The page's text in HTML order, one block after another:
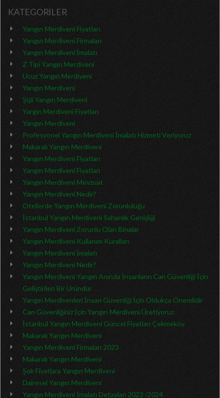
KATEGORİLER
Yangın Merdiveni Fiyatları
Yangın Merdiveni Firmaları
Yangın Merdiveni İmalatı
Z Tipi Yangın Merdiveni
Ucuz Yangın Merdiveni
Yangın Merdiveni
Şişli Yangın Merdiveni
Yargın Merdiveni Fiyatları
Yangın Merdiveni
Profesyonel Yangın Merdiveni İmalatı Hizmeti Veriyoruz
Makaralı Yangın Merdiveni
Yangın Merdiveni Fiyatları
Yangın Merdiveni Fiyatları
Yangın Merdiveni Mevzuat
Yangın Merdiveni Nedir?
Otellerde Yangın Merdiveni Zorunluluğu
İstanbul Yangın Merdiveni Sahanlık Genişliği
Yangın Merdiveni Zorunlu Olan Binalar
Yangın Merdiveni Kullanım Kuralları
Yangın Merdiveni İmalatı
Yangın Merdiveni Nedir?
Yangın Merdiveni Yangın Anında İnsanların Can Güvenliği İçin
Geliştirilen Bir Üründür
Yangın Merdivenleri İnsan Güvenliği İçin Oldukça Önemlidir
Can Güvenliğiniz İçin Yangın Merdiveni Üretiyoruz
İstanbul Yangın Merdiveni Güncel Fiyatları Çekmeköy
Makaralı Yangın Merdiveni
Yangın Merdiveni Firmaları 2023
Makaralı Yangın Merdiveni
Şok Fiyatlara Yangın Merdiveni
Dairesel Yangın Merdiveni
Yangın Merdiveni İmalatı Detayları 2023 /2024